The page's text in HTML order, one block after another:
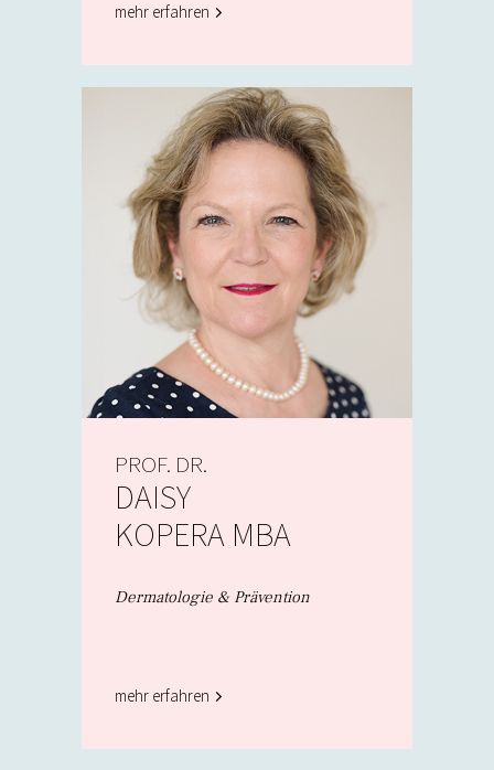
mehr erfahren
PROF. DR.
DAISY
KOPERA MBA
Dermatologie & Prävention
mehr erfahren